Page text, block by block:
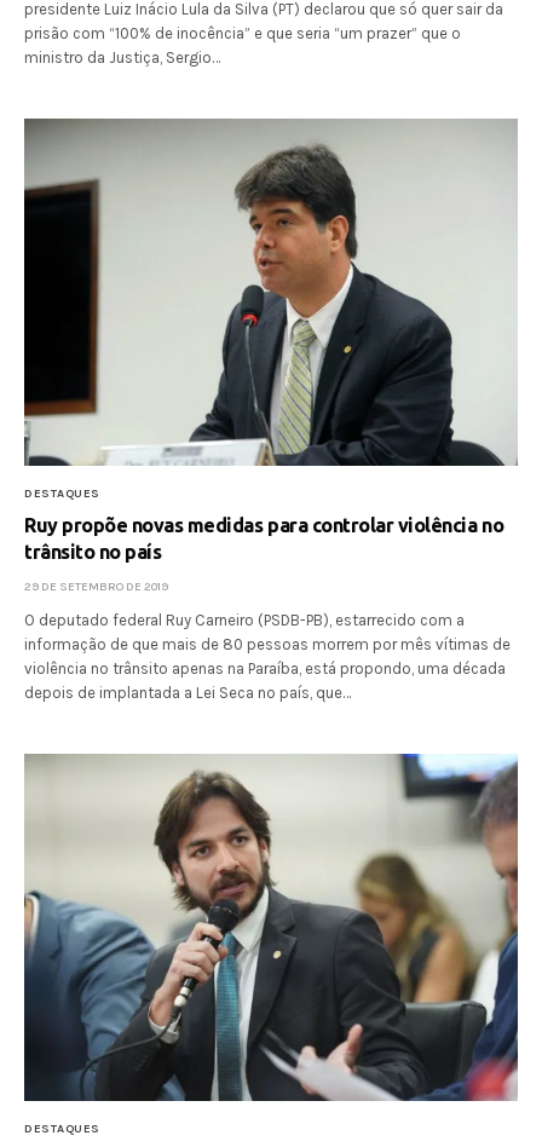
presidente Luiz Inácio Lula da Silva (PT) declarou que só quer sair da
prisão com “100% de inocência” e que seria “um prazer” que o
ministro da Justiça, Sergio…
DESTAQUES
Ruy propõe novas medidas para controlar violência no
trânsito no país
29 DE SETEMBRO DE 2019
O deputado federal Ruy Carneiro (PSDB-PB), estarrecido com a
informação de que mais de 80 pessoas morrem por mês vítimas de
violência no trânsito apenas na Paraíba, está propondo, uma década
depois de implantada a Lei Seca no país, que…
DESTAQUES